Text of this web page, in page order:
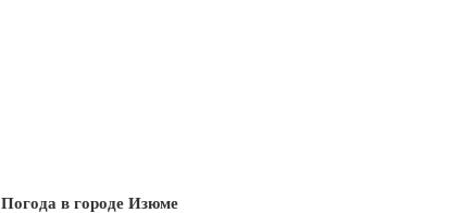
Погода в городе Изюме